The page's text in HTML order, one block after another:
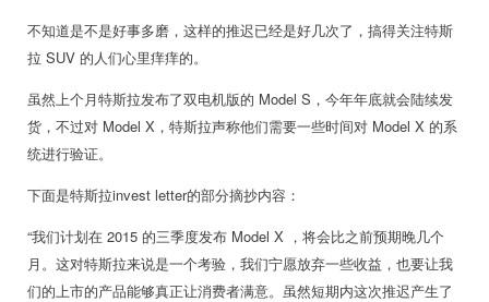
不知道是不是好事多磨，这样的推迟已经是好几次了，搞得关注特斯
拉 SUV 的人们心里痒痒的。
虽然上个月特斯拉发布了双电机版的 Model S，今年年底就会陆续发
货，不过对 Model X，特斯拉声称他们需要一些时间对 Model X 的系
统进行验证。
下面是特斯拉invest letter的部分摘抄内容：
“我们计划在 2015 的三季度发布 Model X ，将会比之前预期晚几个
月。这对特斯拉来说是一个考验，我们宁愿放弃一些收益，也要让我
们的上市的产品能够真正让消费者满意。虽然短期内这次推迟产生了